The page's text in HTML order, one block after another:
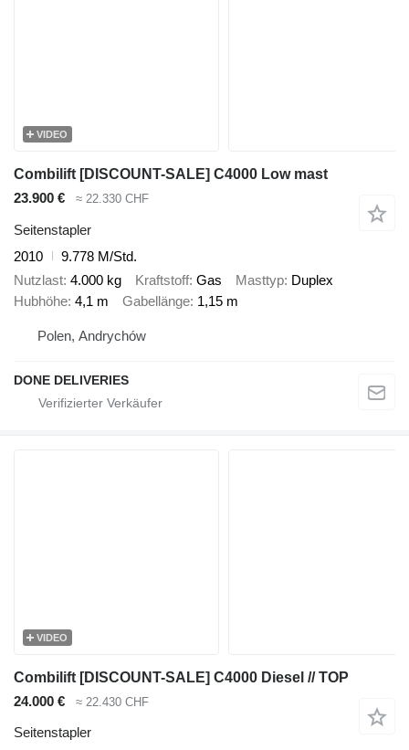
VIDEO
Combilift [DISCOUNT-SALE] C4000 Low mast
23.900 €
≈ 22.330 CHF
Seitenstapler
2010
9.778 M/Std.
Nutzlast 4.000 kg Kraftstoff Gas Masttyp Duplex
Hubhöhe 4,1 m Gabellänge 1,15 m
Polen, Andrychów
DONE DELIVERIES
VIDEO
Combilift [DISCOUNT-SALE] C4000 Diesel // TOP
24.000 €
≈ 22.430 CHF
Seitenstapler